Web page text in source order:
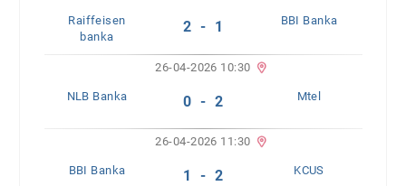
Raiffeisen
banka
2 - 1 BBI Banka
26-04-2026 10:30
NLB Banka 0 - 2 Mtel
26-04-2026 11:30
BBI Banka 1 - 2 KCUS